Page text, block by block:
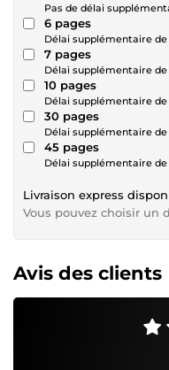
Pas de délai
6 pages
Délai supplémentaire de
7 pages
Délai supplémentaire de
10 pages
Délai supplémentaire de
30 pages
Délai supplémentaire
45 pages
Délai supplémentaire
Livraison express
Vous pouvez choisir un
Avis des clients